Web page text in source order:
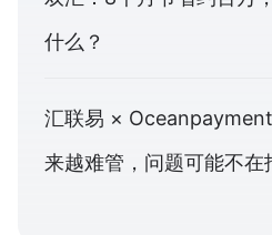
什么？
汇联易 ×
来越难管，问题可能不在